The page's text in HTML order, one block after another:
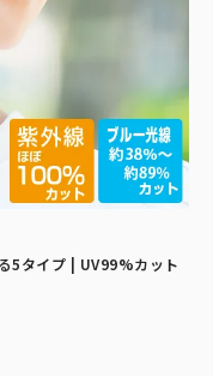
5タイプ | UV99%カット